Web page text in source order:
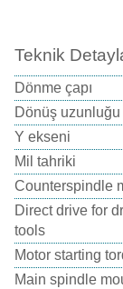
Teknik
Dönme çapı
Dönüş uzunluğu
Y ekseni
Mil tahriki
Counterspindle
Direct drive for
tools
Motor starting
Main spindle